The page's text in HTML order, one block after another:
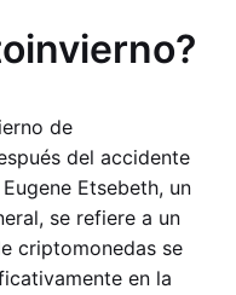
de
del accidente
Etsebeth, un
se refiere a un
criptomonedas se
en la